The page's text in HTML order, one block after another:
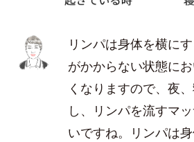
リンパは身体を横に
がかからない状態に
くなりますので、夜
し、リンパを流すマ
いですね。リンパは